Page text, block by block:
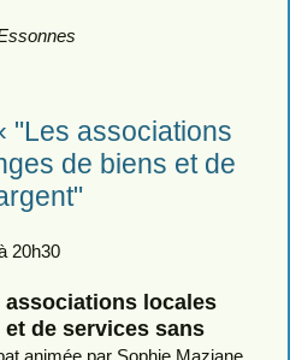
"Les associations
de biens et de
20h30
associations locales
et de services sans
animée par Sophie Maziane